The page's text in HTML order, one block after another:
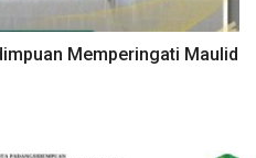
Memperingati Maulid